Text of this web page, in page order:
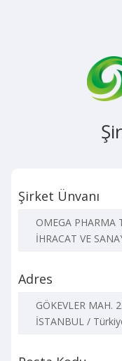
Şirket Ünvanı
OMEGA PHARMA
İHRACAT VE
Adres
GÖKEVLER MAH.
İSTANBUL /